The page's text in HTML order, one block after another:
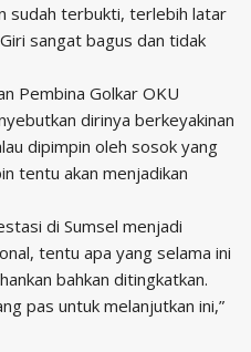
sudah terbukti, terlebih latar
sangat bagus dan tidak
Pembina Golkar OKU
dirinya berkeyakinan
dipimpin oleh sosok yang
tentu akan menjadikan
di Sumsel menjadi
tentu apa yang selama ini
bahkan ditingkatkan.
pas untuk melanjutkan ini,”